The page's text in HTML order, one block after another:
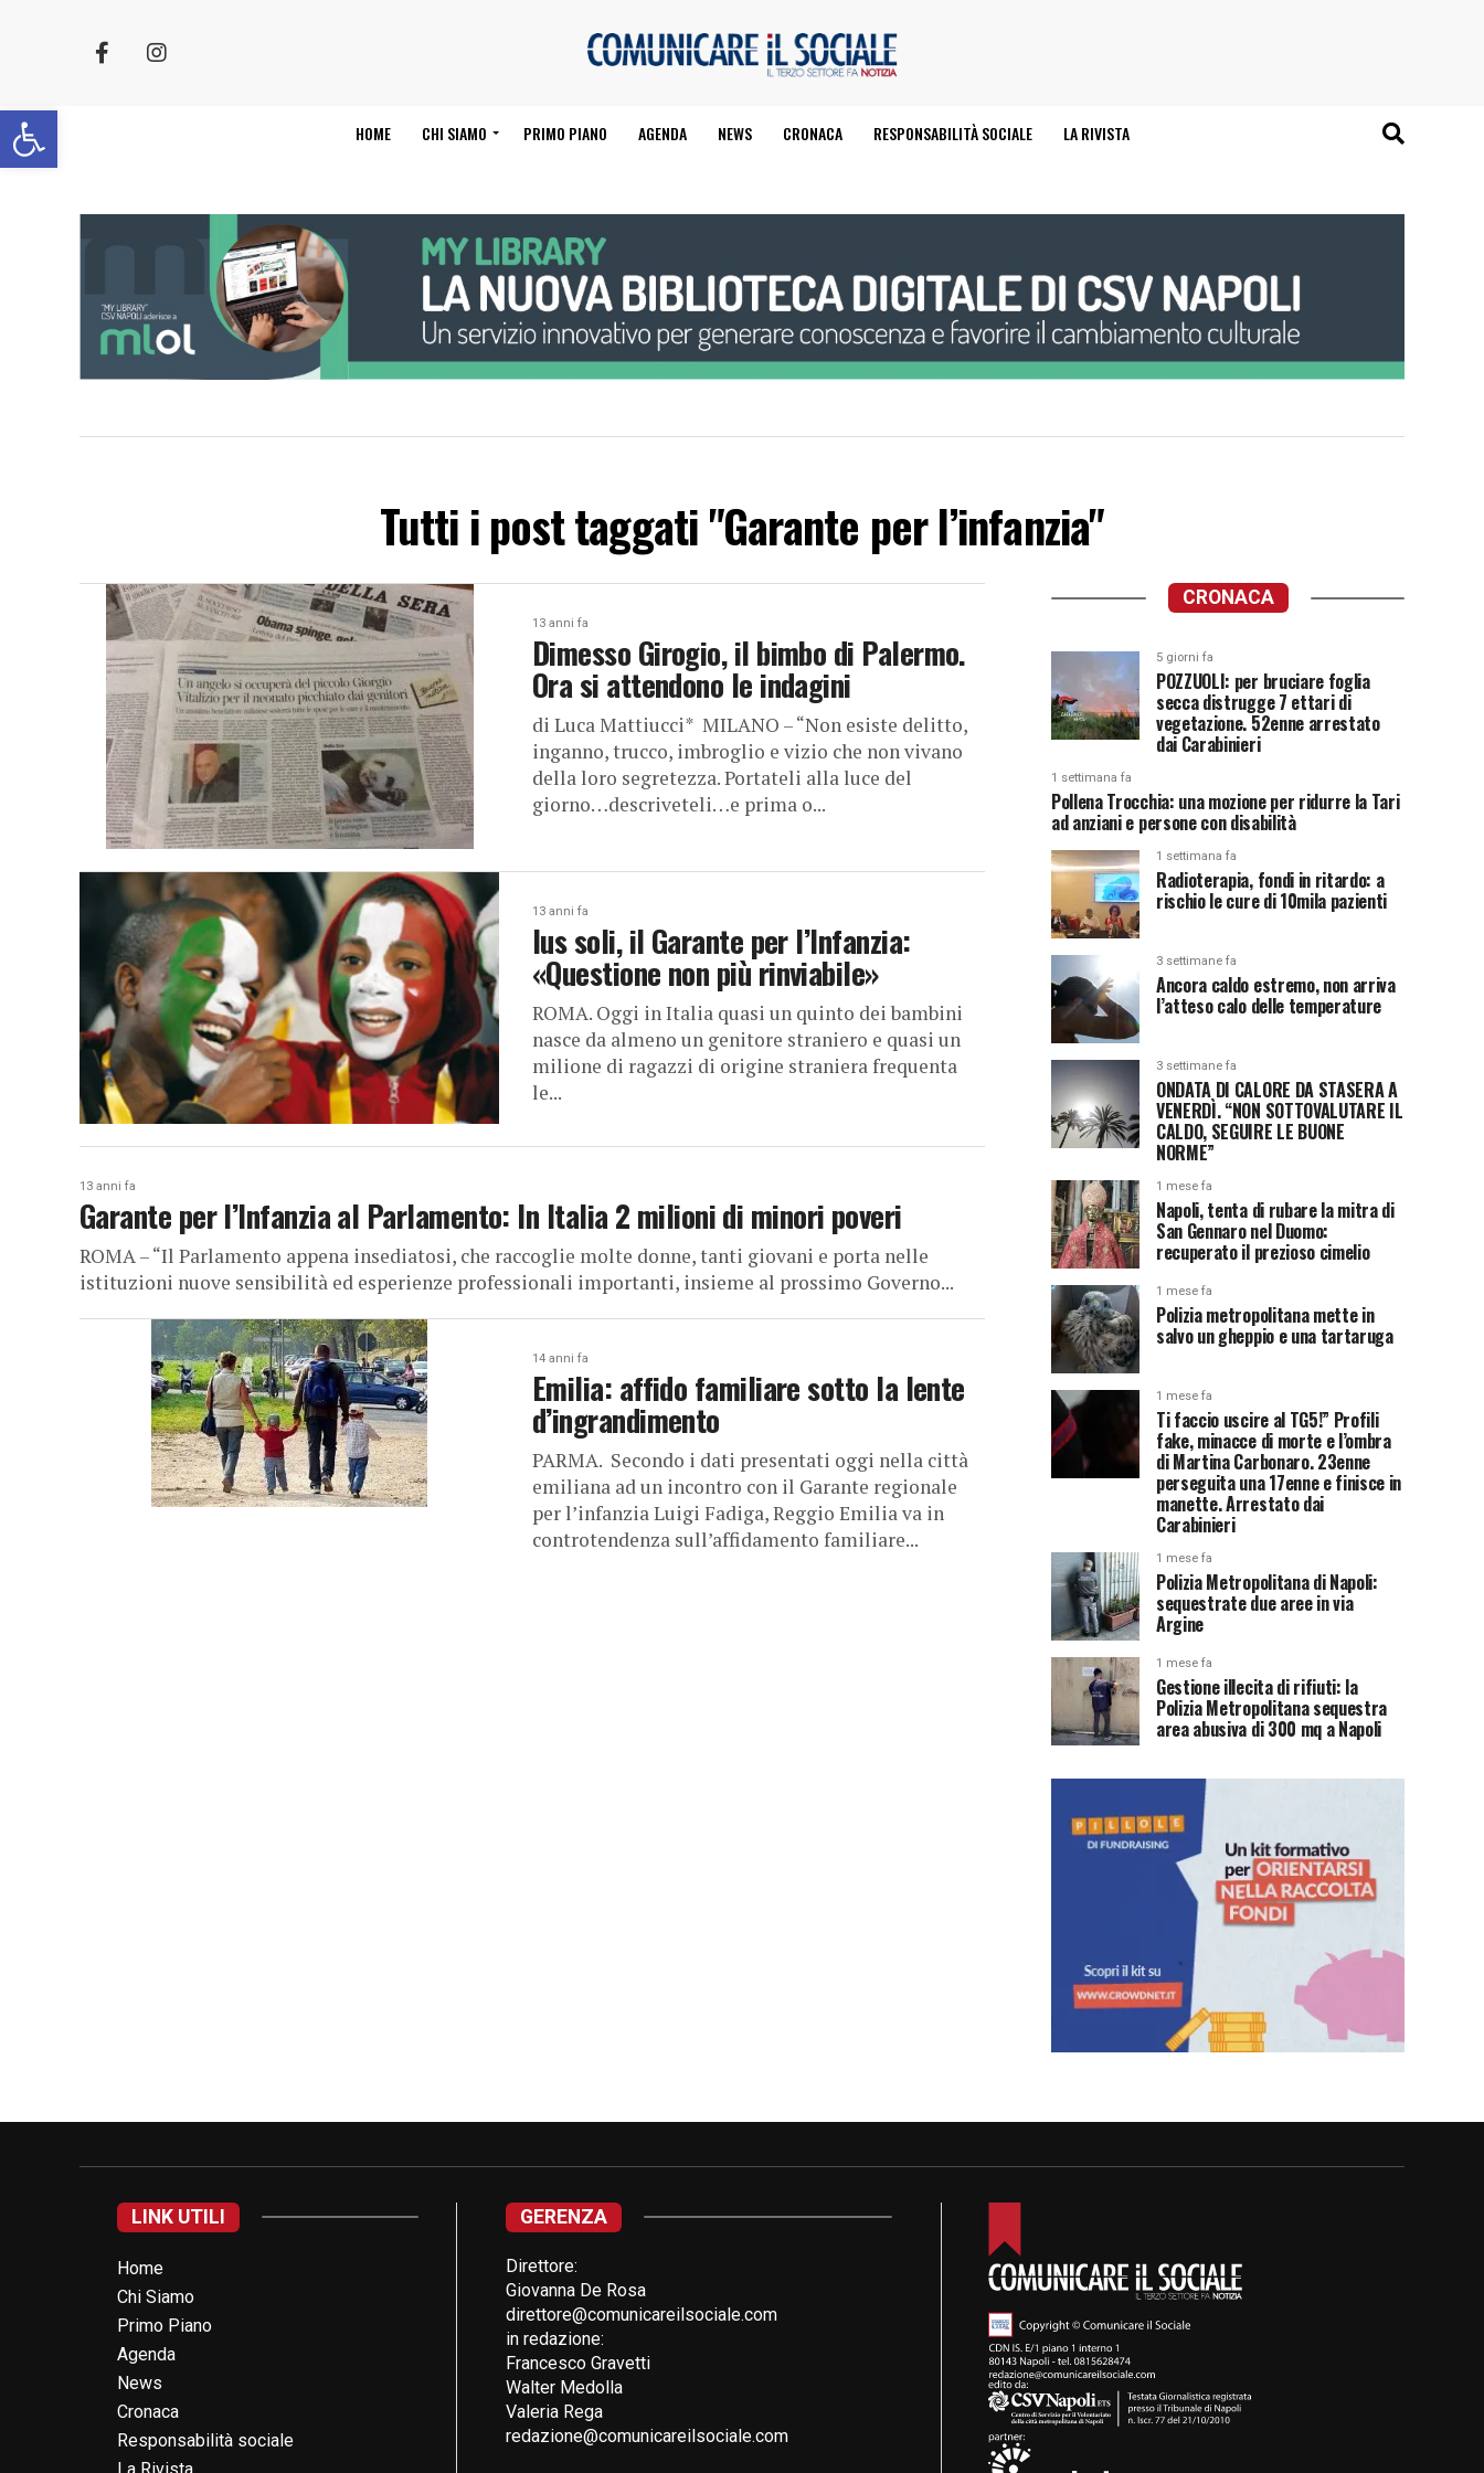
Apri la barra degli strumenti HOME CHI SIAMO PRIMO PIANO AGENDA NEWS CRONACA RESPONSABILITÀ SOCIALE LA RIVISTA
Tutti i post taggati "Garante per l’infanzia"
13 anni fa
Dimesso Girogio, il bimbo di Palermo.
Ora si attendono le indagini
di Luca Mattiucci* MILANO – “Non esiste delitto,
inganno, trucco, imbroglio e vizio che non vivano
della loro segretezza. Portateli alla luce del
giorno…descriveteli…e prima o...
13 anni fa
Ius soli, il Garante per l’Infanzia:
«Questione non più rinviabile»
ROMA. Oggi in Italia quasi un quinto dei bambini
nasce da almeno un genitore straniero e quasi un
milione di ragazzi di origine straniera frequenta
le...
13 anni fa
Garante per l’Infanzia al Parlamento: In Italia 2 milioni di minori poveri
ROMA – “Il Parlamento appena insediatosi, che raccoglie molte donne, tanti giovani e porta nelle
istituzioni nuove sensibilità ed esperienze professionali importanti, insieme al prossimo Governo...
14 anni fa
Emilia: affido familiare sotto la lente
d’ingrandimento
PARMA. Secondo i dati presentati oggi nella città
emiliana ad un incontro con il Garante regionale
per l’infanzia Luigi Fadiga, Reggio Emilia va in
controtendenza sull’affidamento familiare...
CRONACA
5 giorni fa
POZZUOLI: per bruciare foglia
secca distrugge 7 ettari di
vegetazione. 52enne arrestato
dai Carabinieri
1 settimana fa
Pollena Trocchia: una mozione per ridurre la Tari
ad anziani e persone con disabilità
1 settimana fa
Radioterapia, fondi in ritardo: a
rischio le cure di 10mila pazienti
3 settimane fa
Ancora caldo estremo, non arriva
l’atteso calo delle temperature
3 settimane fa
ONDATA DI CALORE DA STASERA A
VENERDÌ. “NON SOTTOVALUTARE IL
CALDO, SEGUIRE LE BUONE
NORME”
1 mese fa
Napoli, tenta di rubare la mitra di
San Gennaro nel Duomo:
recuperato il prezioso cimelio
1 mese fa
Polizia metropolitana mette in
salvo un gheppio e una tartaruga
1 mese fa
Ti faccio uscire al TG5!” Profili
fake, minacce di morte e l’ombra
di Martina Carbonaro. 23enne
perseguita una 17enne e finisce in
manette. Arrestato dai
Carabinieri
1 mese fa
Polizia Metropolitana di Napoli:
sequestrate due aree in via
Argine
1 mese fa
Gestione illecita di rifiuti: la
Polizia Metropolitana sequestra
area abusiva di 300 mq a Napoli
LINK UTILI
Home
Chi Siamo
Primo Piano
Agenda
News
Cronaca
Responsabilità sociale
GERENZA
Direttore:
Giovanna De Rosa
direttore@comunicareilsociale.com
in redazione:
Francesco Gravetti
Walter Medolla
Valeria Rega
redazione@comunicareilsociale.com